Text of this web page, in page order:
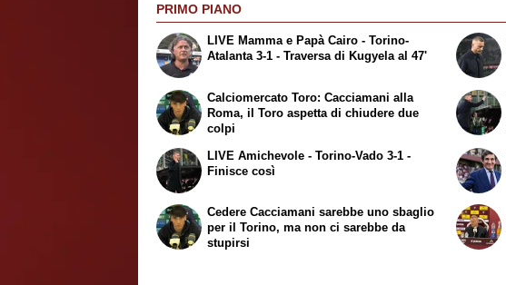
PRIMO PIANO
LIVE Mamma e Papà Cairo - Torino-
Atalanta 3-1 - Traversa di Kugyela al 47'
Calciomercato Toro: Cacciamani alla
Roma, il Toro aspetta di chiudere due
colpi
LIVE Amichevole - Torino-Vado 3-1 -
Finisce così
Cedere Cacciamani sarebbe uno sbaglio
per il Torino, ma non ci sarebbe da
stupirsi